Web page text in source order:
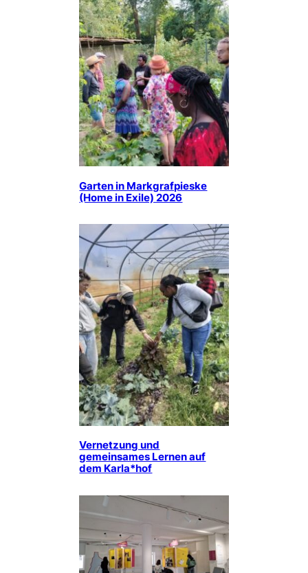
Garten in Markgrafpieske
(Home in Exile) 2026
Vernetzung und
gemeinsames Lernen auf
dem Karla*hof